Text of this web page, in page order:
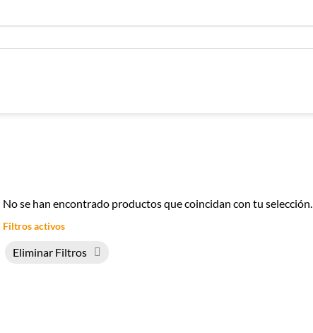
No se han encontrado productos que coincidan con tu selección.
Filtros activos
Eliminar Filtros